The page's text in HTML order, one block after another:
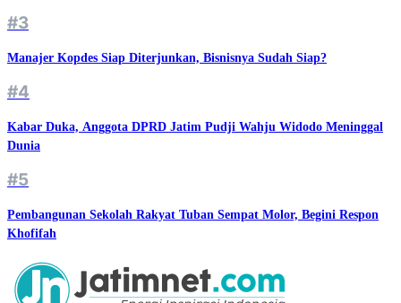
#3
Manajer Kopdes Siap Diterjunkan, Bisnisnya Sudah Siap?
#4
Kabar Duka, Anggota DPRD Jatim Pudji Wahju Widodo Meninggal
Dunia
#5
Pembangunan Sekolah Rakyat Tuban Sempat Molor, Begini Respon
Khofifah